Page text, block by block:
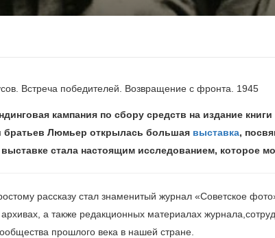
Встреча победителей. Возвращение с фронта. 1945
кампания по сбору средств на издание
братьев Люмьер открылась большая выставка,
выставке стала настоящим исследованием, которое
рассказу стал знаменитый журнал «Советское
архивах, а также редакционных материалах
прошлого века в нашей стране.